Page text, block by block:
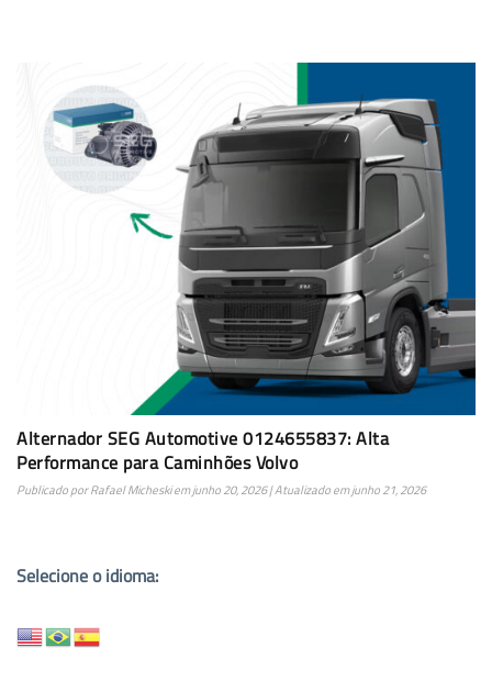
Alternador SEG Automotive 0124655837: Alta
Performance para Caminhões Volvo
Publicado porRafael Micheskiemjunho 20, 2026| Atualizado emjunho 21, 2026
Selecione o idioma: